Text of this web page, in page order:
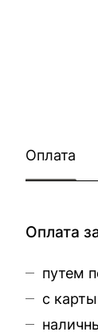
Оплата
Оплата
путем
с